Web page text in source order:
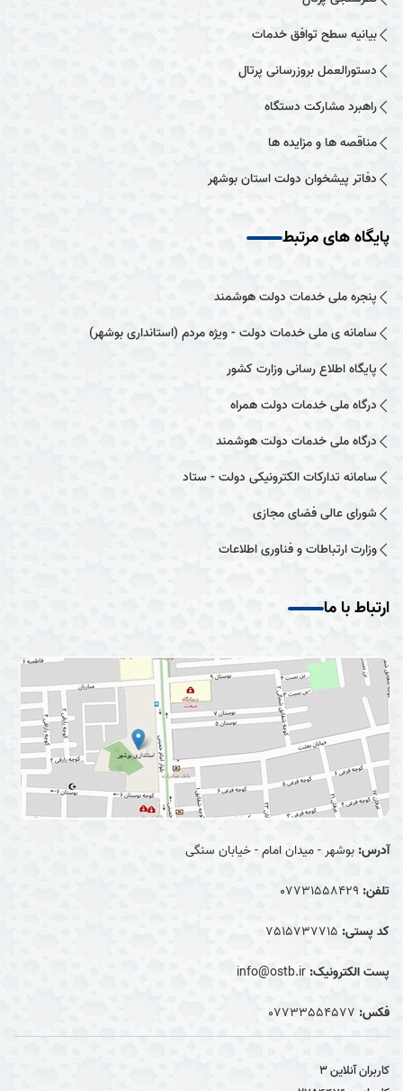
بیانیه سطح توافق خدمات
دستورالعمل بروزرسانی پرتال
راهبرد مشارکت دستگاه
مناقصه ها و مزایده ها
دفاتر پیشخوان دولت استان بوشهر
پایگاه های مرتبط
پنجره ملی خدمات دولت هوشمند
سامانه ی ملی خدمات دولت - ویژه مردم (استانداری بوشهر)
پایگاه اطلاع رسانی وزارت کشور
درگاه ملی خدمات دولت همراه
درگاه ملی خدمات دولت هوشمند
سامانه تدارکات الکترونیکی دولت - ستاد
شورای عالی فضای مجازی
وزارت ارتباطات و فناوری اطلاعات
ارتباط با ما
آدرس: بوشهر - میدان امام - خیابان سنگی
تلفن: 07731558429
کد پستی: 7515737715
پست الکترونیک: info@ostb.ir
فکس: 07733554577
کاربران آنلاین3